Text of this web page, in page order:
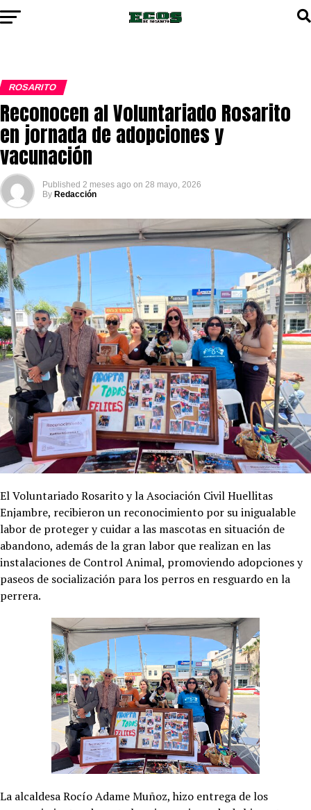
ROSARITO
Reconocen al Voluntariado Rosarito
en jornada de adopciones y
vacunación
Published 2 meses ago on 28 mayo, 2026
By Redacción
El Voluntariado Rosarito y la Asociación Civil Huellitas
Enjambre, recibieron un reconocimiento por su inigualable
labor de proteger y cuidar a las mascotas en situación de
abandono, además de la gran labor que realizan en las
instalaciones de Control Animal, promoviendo adopciones y
paseos de socialización para los perros en resguardo en la
perrera.
La alcaldesa Rocío Adame Muñoz, hizo entrega de los